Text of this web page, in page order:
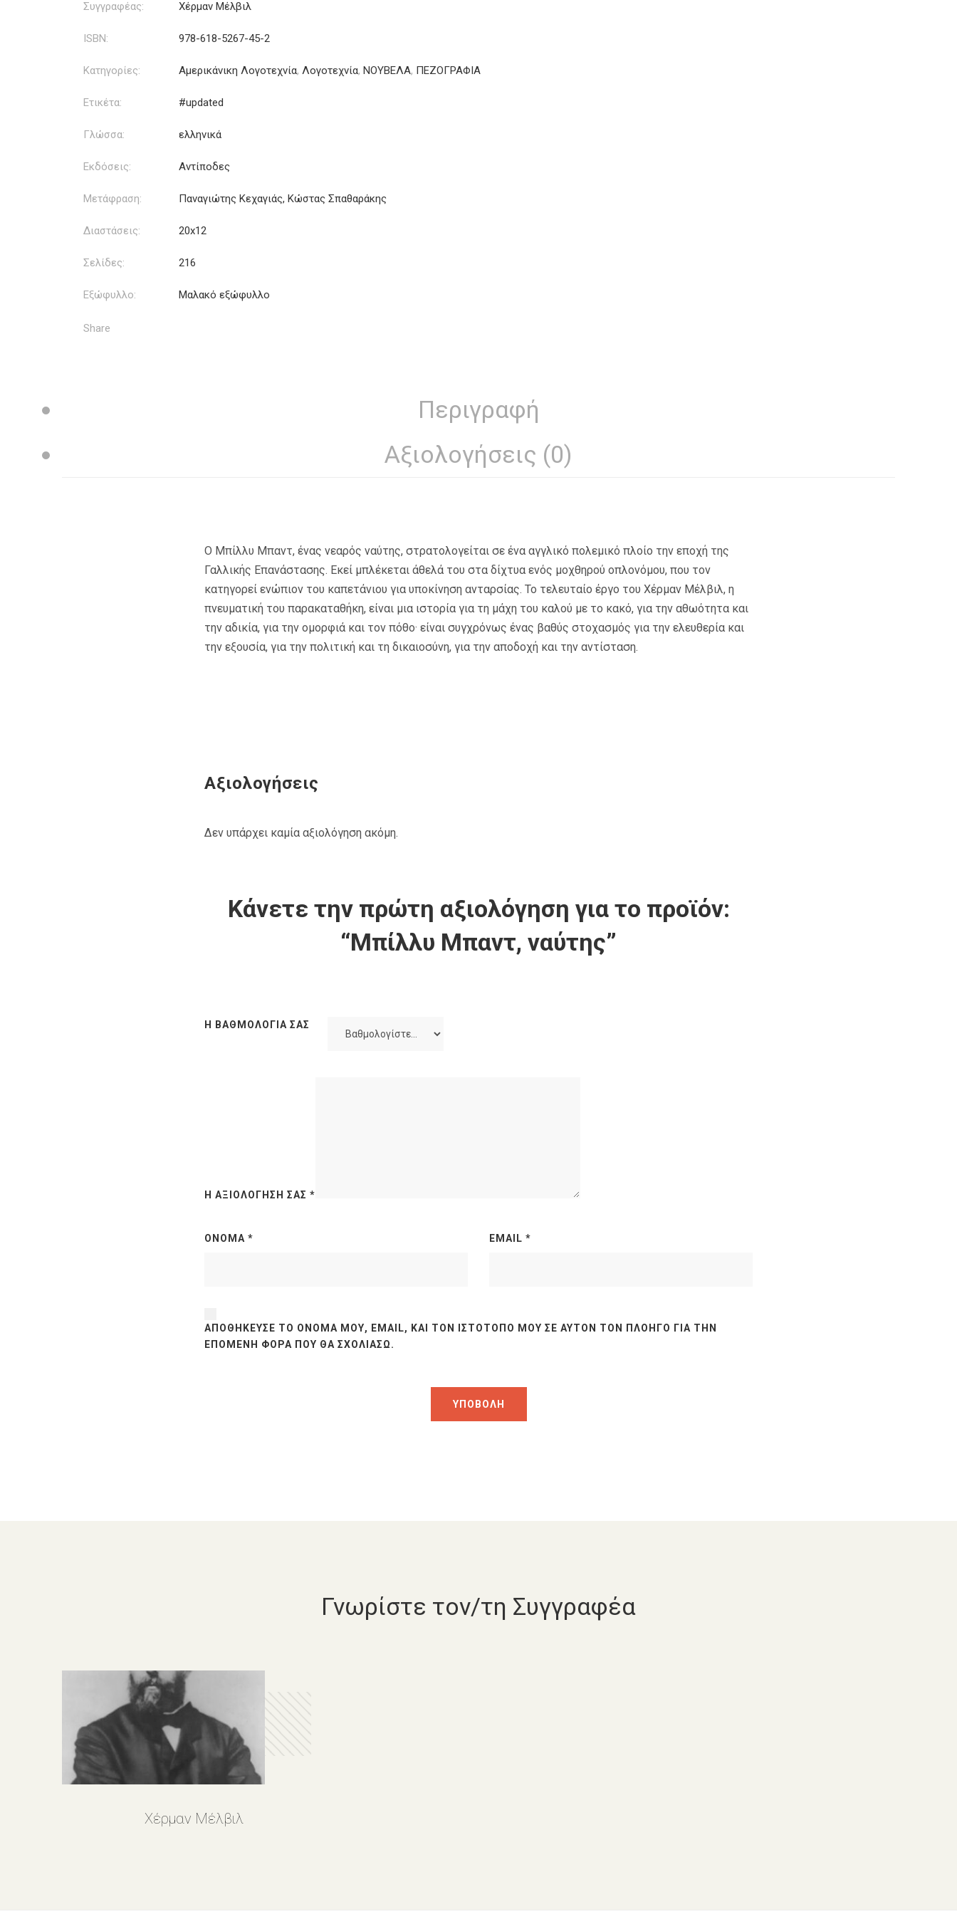
Συγγραφέας: Χέρμαν Μέλβιλ
ISBN: 978-618-5267-45-2
Κατηγορίες: Αμερικάνικη Λογοτεχνία, Λογοτεχνία, ΝΟΥΒΕΛΑ, ΠΕΖΟΓΡΑΦΙΑ
Ετικέτα: #updated
Γλώσσα: ελληνικά
Εκδόσεις: Αντίποδες
Μετάφραση: Παναγιώτης Κεχαγιάς, Κώστας Σπαθαράκης
Διαστάσεις: 20x12
Σελίδες: 216
Εξώφυλλο: Μαλακό εξώφυλλο
Share
Περιγραφή
Αξιολογήσεις (0)
Ο Μπίλλυ Μπαντ, ένας νεαρός ναύτης, στρατολογείται σε ένα αγγλικό πολεμικό πλοίο την εποχή της
Γαλλικής Επανάστασης. Εκεί μπλέκεται άθελά του στα δίχτυα ενός μοχθηρού οπλονόμου, που τον
κατηγορεί ενώπιον του καπετάνιου για υποκίνηση ανταρσίας. Το τελευταίο έργο του Χέρμαν Μέλβιλ, η
πνευματική του παρακαταθήκη, είναι μια ιστορία για τη μάχη του καλού με το κακό, για την αθωότητα και
την αδικία, για την ομορφιά και τον πόθο· είναι συγχρόνως ένας βαθύς στοχασμός για την ελευθερία και
την εξουσία, για την πολιτική και τη δικαιοσύνη, για την αποδοχή και την αντίσταση.
Αξιολογήσεις
Δεν υπάρχει καμία αξιολόγηση ακόμη.
Κάνετε την πρώτη αξιολόγηση για το προϊόν:
“Μπίλλυ Μπαντ, ναύτης”
Η ΒΑΘΜΟΛΟΓΊΑ ΣΑΣ
Η ΑΞΙΟΛΌΓΗΣΉ ΣΑΣ *
ΌΝΟΜΑ * EMAIL *
ΑΠΟΘΉΚΕΥΣΕ ΤΟ ΌΝΟΜΆ ΜΟΥ, EMAIL, ΚΑΙ ΤΟΝ ΙΣΤΌΤΟΠΟ ΜΟΥ ΣΕ ΑΥΤΌΝ ΤΟΝ ΠΛΟΗΓΌ ΓΙΑ ΤΗΝ
ΕΠΌΜΕΝΗ ΦΟΡΆ ΠΟΥ ΘΑ ΣΧΟΛΙΆΣΩ.
Γνωρίστε τον/τη Συγγραφέα
Χέρμαν Μέλβιλ